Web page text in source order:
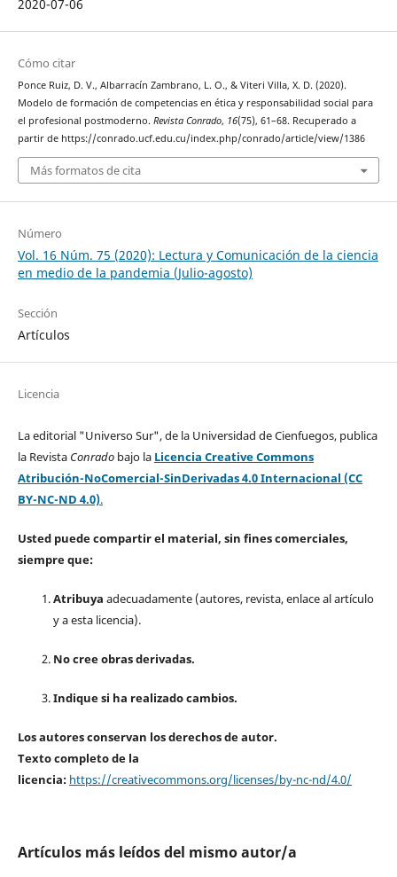
2020-07-06
Cómo citar
Ponce Ruiz, D. V., Albarracín Zambrano, L. O., & Viteri Villa, X. D. (2020).
Modelo de formación de competencias en ética y responsabilidad social para
el profesional postmoderno. Revista Conrado, 16(75), 61–68. Recuperado a
partir de https://conrado.ucf.edu.cu/index.php/conrado/article/view/1386
Más formatos de cita
Número
Vol. 16 Núm. 75 (2020): Lectura y Comunicación de la ciencia
en medio de la pandemia (Julio-agosto)
Sección
Artículos
Licencia
La editorial "Universo Sur", de la Universidad de Cienfuegos, publica
la Revista Conradobajo la Licencia Creative Commons
Atribución-NoComercial-SinDerivadas 4.0 Internacional (CC
BY-NC-ND 4.0).
Usted puede compartir el material, sin fines comerciales,
siempre que:
Atribuya adecuadamente (autores, revista, enlace al artículo
y a esta licencia).
No cree obras derivadas.
Indique si ha realizado cambios.
Los autores conservan los derechos de autor.
Texto completo de la
licencia: https://creativecommons.org/licenses/by-nc-nd/4.0/
Artículos más leídos del mismo autor/a